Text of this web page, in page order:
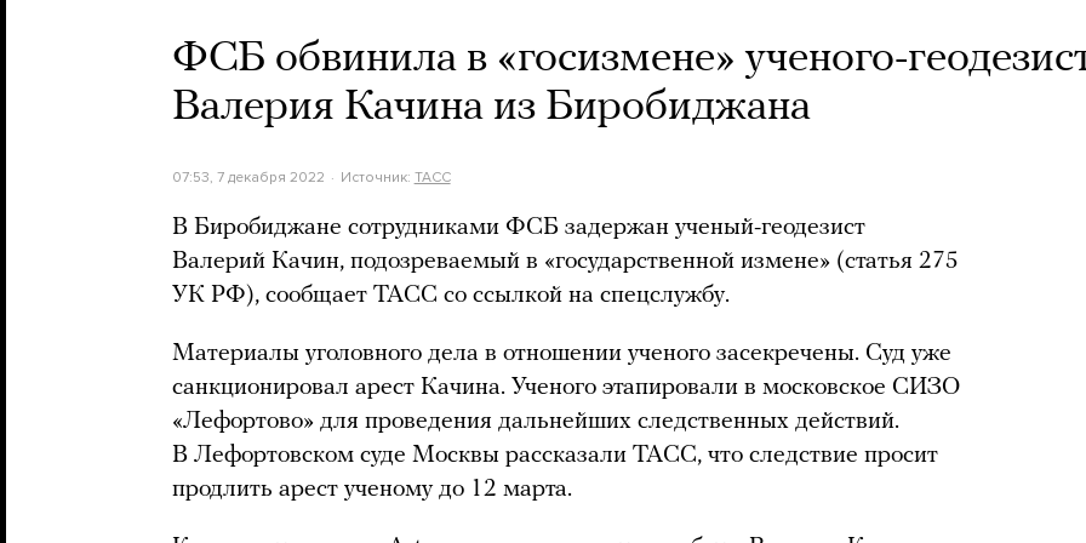
ФСБ обвинила в «госизмене» ученого-
Валерия Качина из Биробиджана
07:53, 7 декабря 2022 Источник: ТАСС
В Биробиджане сотрудниками ФСБ задержан ученый-геодезист
Валерий Качин, подозреваемый в «государственной измене» (статья 275
УК РФ), сообщает ТАСС со ссылкой на спецслужбу.
Материалы уголовного дела в отношении ученого засекречены. Суд уже
санкционировал арест Качина. Ученого этапировали в московское СИЗО
«Лефортово» для проведения дальнейших следственных действий.
В Лефортовском суде Москвы рассказали ТАСС, что следствие просит
продлить арест ученому до 12 марта.